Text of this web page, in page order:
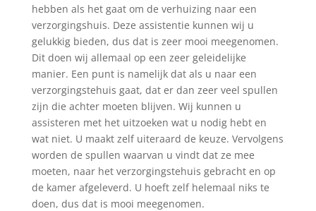
hebben als het gaat om de verhuizing naar een
verzorgingshuis. Deze assistentie kunnen wij u
gelukkig bieden, dus dat is zeer mooi meegenomen.
Dit doen wij allemaal op een zeer geleidelijke
manier. Een punt is namelijk dat als u naar een
verzorgingstehuis gaat, dat er dan zeer veel spullen
zijn die achter moeten blijven. Wij kunnen u
assisteren met het uitzoeken wat u nodig hebt en
wat niet. U maakt zelf uiteraard de keuze. Vervolgens
worden de spullen waarvan u vindt dat ze mee
moeten, naar het verzorgingstehuis gebracht en op
de kamer afgeleverd. U hoeft zelf helemaal niks te
doen, dus dat is mooi meegenomen.